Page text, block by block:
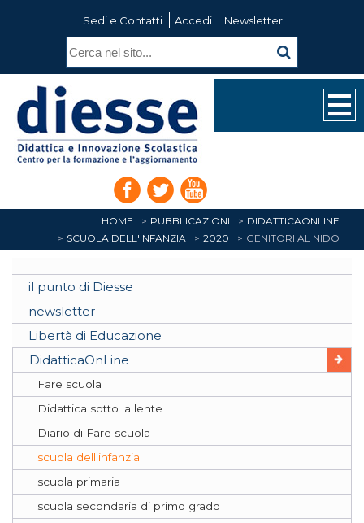
Sedi e Contatti Accedi Newsletter
HOME PUBBLICAZIONI
DIDATTICAONLINE
SCUOLA DELL'INFANZIA
2020 GENITORI AL NIDO
il punto di Diesse
newsletter
Libertà di Educazione
DidatticaOnLine
Fare scuola
Didattica sotto la lente
Diario di Fare scuola
scuola dell'infanzia
scuola primaria
scuola secondaria di primo grado